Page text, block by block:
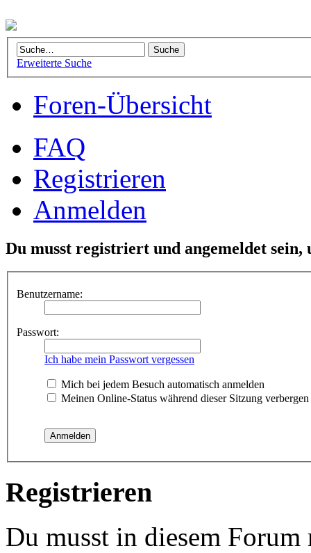
Erweiterte Suche
Foren-Übersicht
FAQ
Registrieren
Anmelden
Du musst registriert und angemeldet sein,
Benutzername:
Passwort:
Ich habe mein Passwort vergessen
Mich bei jedem Besuch automatisch anmelden
Meinen Online-Status während dieser Sitzung verbergen
Registrieren
Du musst in diesem